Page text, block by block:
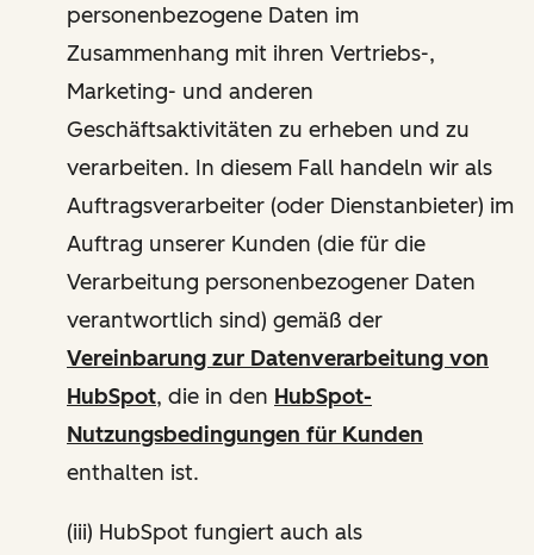
personenbezogene Daten im
Zusammenhang mit ihren Vertriebs-,
Marketing- und anderen
Geschäftsaktivitäten zu erheben und zu
verarbeiten. In diesem Fall handeln wir als
Auftragsverarbeiter (oder Dienstanbieter) im
Auftrag unserer Kunden (die für die
Verarbeitung personenbezogener Daten
verantwortlich sind) gemäß der
Vereinbarung zur Datenverarbeitung von
HubSpot, die in den HubSpot-
Nutzungsbedingungen für Kunden
enthalten ist.
(iii) HubSpot fungiert auch als